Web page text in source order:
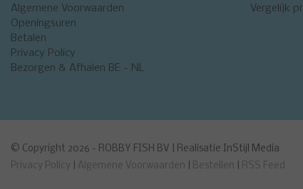
Algemene Voorwaarden
Openingsuren
Betalen
Privacy Policy
Bezorgen & Afhalen BE - NL
Vergelijk
© Copyright 2026 - ROBBY FISH BV | Realisatie InStijl Media
Privacy Policy
Algemene Voorwaarden Bestellen RSS Feed